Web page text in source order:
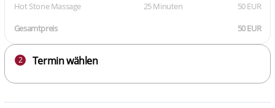
Hot Stone Massage 25 Minuten
50 EUR
Gesamtpreis
50 EUR
2 Termin wählen